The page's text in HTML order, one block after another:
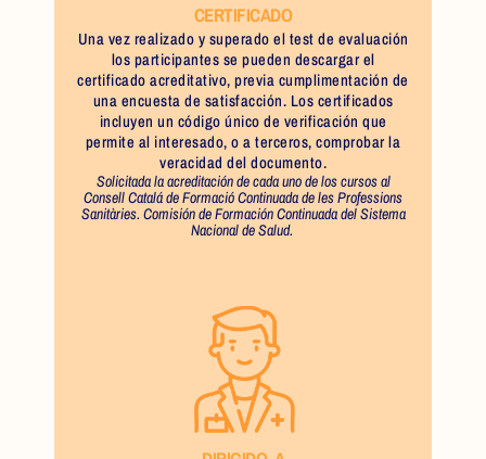
CERTIFICADO
Una vez realizado y superado el test de evaluación
los participantes se pueden descargar el
certificado acreditativo, previa cumplimentación de
una encuesta de satisfacción. Los certificados
incluyen un código único de verificación que
permite al interesado, o a terceros, comprobar la
veracidad del documento.
Solicitada la acreditación de cada uno de los cursos al
Consell Catalá de Formació Continuada de les Professions
Sanitàries. Comisión de Formación Continuada del Sistema
Nacional de Salud.